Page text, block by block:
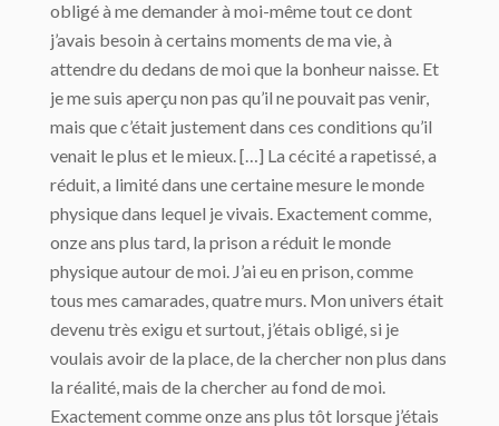
obligé à me demander à moi-même tout ce dont
j’avais besoin à certains moments de ma vie, à
attendre du dedans de moi que la bonheur naisse. Et
je me suis aperçu non pas qu’il ne pouvait pas venir,
mais que c’était justement dans ces conditions qu’il
venait le plus et le mieux. […] La cécité a rapetissé, a
réduit, a limité dans une certaine mesure le monde
physique dans lequel je vivais. Exactement comme,
onze ans plus tard, la prison a réduit le monde
physique autour de moi. J’ai eu en prison, comme
tous mes camarades, quatre murs. Mon univers était
devenu très exigu et surtout, j’étais obligé, si je
voulais avoir de la place, de la chercher non plus dans
la réalité, mais de la chercher au fond de moi.
Exactement comme onze ans plus tôt lorsque j’étais